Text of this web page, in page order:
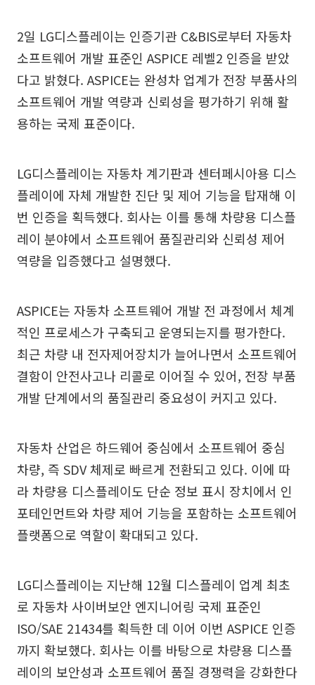
2일 LG디스플레이는 인증기관 C&BIS로부터 자동차
소프트웨어 개발 표준인 ASPICE 레벨2 인증을 받았
다고 밝혔다. ASPICE는 완성차 업계가 전장 부품사의
소프트웨어 개발 역량과 신뢰성을 평가하기 위해 활
용하는 국제 표준이다.
LG디스플레이는 자동차 계기판과 센터페시아용 디스
플레이에 자체 개발한 진단 및 제어 기능을 탑재해 이
번 인증을 획득했다. 회사는 이를 통해 차량용 디스플
레이 분야에서 소프트웨어 품질관리와 신뢰성 제어
역량을 입증했다고 설명했다.
ASPICE는 자동차 소프트웨어 개발 전 과정에서 체계
적인 프로세스가 구축되고 운영되는지를 평가한다.
최근 차량 내 전자제어장치가 늘어나면서 소프트웨어
결함이 안전사고나 리콜로 이어질 수 있어, 전장 부품
개발 단계에서의 품질관리 중요성이 커지고 있다.
자동차 산업은 하드웨어 중심에서 소프트웨어 중심
차량, 즉 SDV 체제로 빠르게 전환되고 있다. 이에 따
라 차량용 디스플레이도 단순 정보 표시 장치에서 인
포테인먼트와 차량 제어 기능을 포함하는 소프트웨어
플랫폼으로 역할이 확대되고 있다.
LG디스플레이는 지난해 12월 디스플레이 업계 최초
로 자동차 사이버보안 엔지니어링 국제 표준인
ISO/SAE 21434를 획득한 데 이어 이번 ASPICE 인증
까지 확보했다. 회사는 이를 바탕으로 차량용 디스플
레이의 보안성과 소프트웨어 품질 경쟁력을 강화한다